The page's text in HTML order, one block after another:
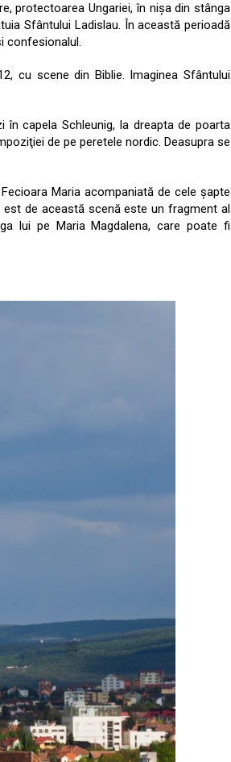
protectoarea Ungariei, în nişa din stânga
Sfântului Ladislau. În această perioadă
confesionalul.
cu scene din Biblie. Imaginea Sfântului
capela Schleunig, la dreapta de poarta
de pe peretele nordic. Deasupra se
Maria acompaniată de cele şapte
de această scenă este un fragment al
lui pe Maria Magdalena, care poate fi